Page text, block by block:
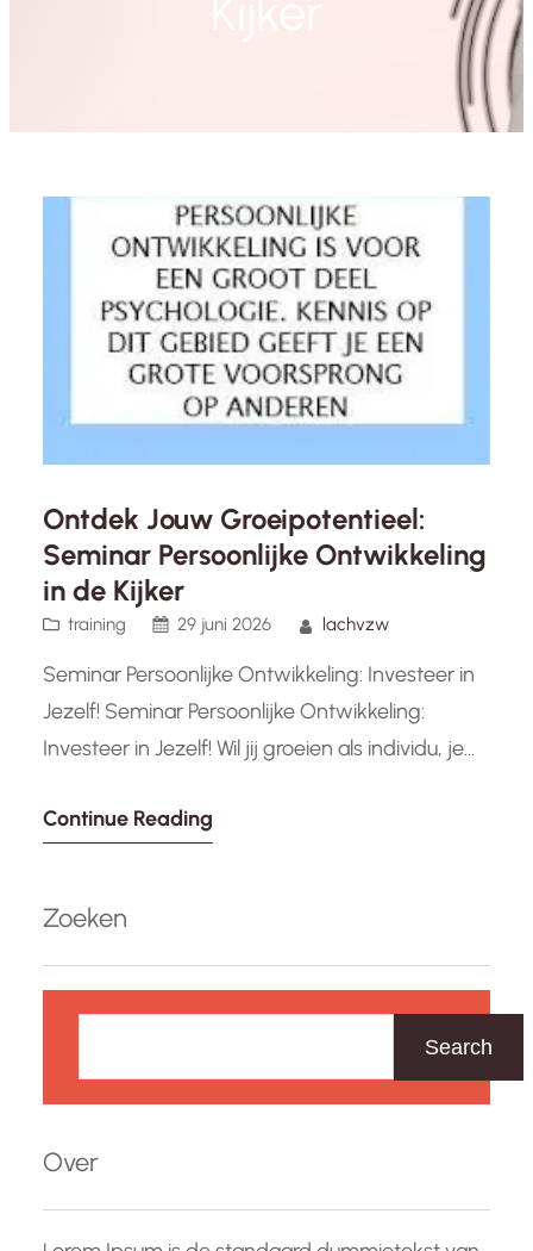
Ontdek Jouw Groeipotentieel:
Seminar Persoonlijke Ontwikkeling
in de Kijker
training 29 juni 2026 lachvzw
Seminar Persoonlijke Ontwikkeling: Investeer in
Jezelf! Seminar Persoonlijke Ontwikkeling:
Investeer in Jezelf! Wil jij groeien als individu, je
potentieel volledig benutten? Dan is een
de kans om te reflecteren op jezelf, nieuwe
inzichten op te doen…
Continue Reading
Zoeken
k
n
Search
Over